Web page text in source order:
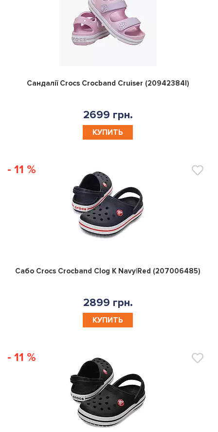
0
Сандалії Crocs Crocband Cruiser (20942384I)
2699 грн.
КУПИТЬ
- 11 %
0
Сабо Crocs Crocband Clog K Navy|Red (207006485)
2899 грн.
КУПИТЬ
- 11 %